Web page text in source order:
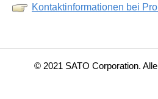
Kontaktinformationen bei
© 2021 SATO Corporation.